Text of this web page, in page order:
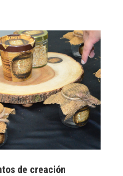
de creación